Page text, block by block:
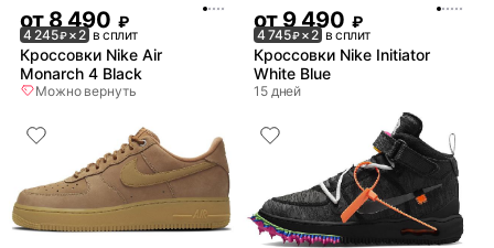
от8 490 ₽
4 245₽× 2 в сплит
Кроссовки Nike Air
Monarch 4 Black
Можно вернуть
от9 490 ₽
4 745₽× 2 в сплит
Кроссовки Nike Initiator
White Blue
15 дней